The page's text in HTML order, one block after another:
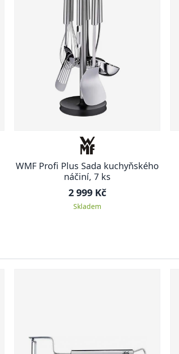
WMF Profi Plus Sada kuchyňského
náčiní, 7 ks
2 999 Kč
Skladem